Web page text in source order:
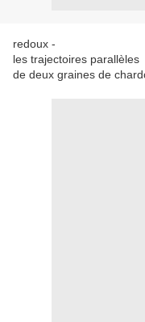
redoux -
les trajectoires parallèles
de deux graines de